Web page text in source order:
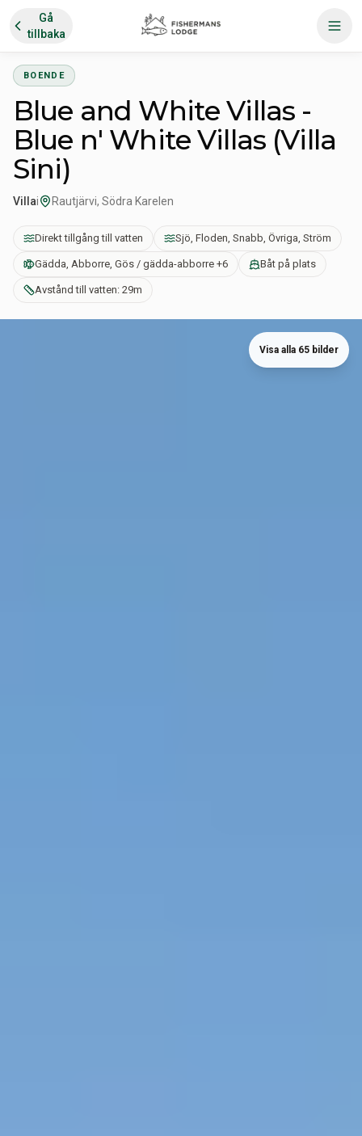
Gå
tillbaka
BOENDE
Blue and White Villas -
Blue n' White Villas (Villa
Sini)
Villai Rautjärvi, Södra Karelen
Direkt tillgång till vatten Sjö, Floden, Snabb, Övriga, Ström
Gädda, Abborre, Gös / gädda-abborre +6 Båt på plats
Avstånd till vatten: 29m
Visa alla 65 bilder